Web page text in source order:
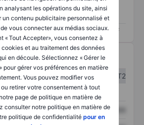
analysant les opérations du site, ainsi
un contenu publicitaire personnalisé et
vous connecter aux médias sociaux.
« Tout Accepter», vous consentez à
et au traitement des données
en découle. Sélectionnez « Gérer le
pour gérer vos préférences en matière
Vous pouvez modifier vos
retirer votre consentement à tout
page de politique en matière de
consulter notre politique en matière de
politique de confidentialité pour en
ESG (en anglais)
/
T1
T2
XXXXXXX XXXXXXX